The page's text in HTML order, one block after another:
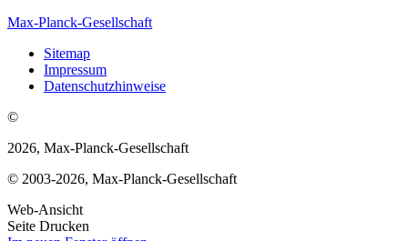
Max-Planck-Gesellschaft
Sitemap
Impressum
Datenschutzhinweise
©
2026, Max-Planck-Gesellschaft
© 2003-2026, Max-Planck-Gesellschaft
Web-Ansicht
Seite Drucken